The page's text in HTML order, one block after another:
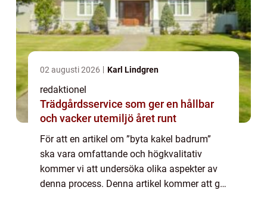
02 augusti 2026 Karl Lindgren
redaktionel
Trädgårdsservice som ger en hållbar
och vacker utemiljö året runt
För att en artikel om ”byta kakel badrum”
ska vara omfattande och högkvalitativ
kommer vi att undersöka olika aspekter av
denna process. Denna artikel kommer att ge